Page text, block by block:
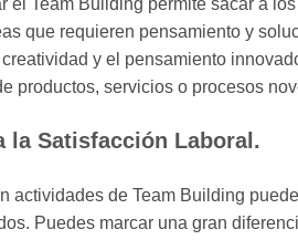
que requieren pensamiento y
y el pensamiento
productos, servicios o procesos
la Satisfacción Laboral.
actividades de Team Building
Puedes marcar una gran